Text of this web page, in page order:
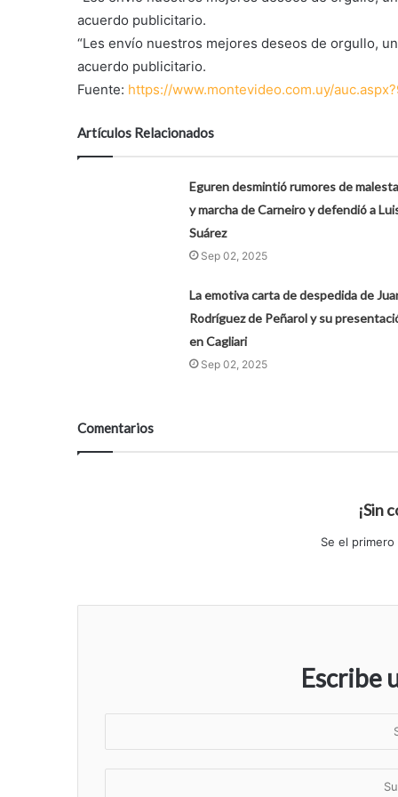
acuerdo publicitario.
“Les envío nuestros mejores deseos de orgullo,
acuerdo publicitario.
Fuente: https://www.montevideo.com.uy/
Artículos Relacionados
Eguren desmintió rumores de
y marcha de Carneiro y defendió a
Suárez
Sep 02, 2025
La emotiva carta de despedida de
Rodríguez de Peñarol y su
en Cagliari
Sep 02, 2025
Comentarios
¡Sin
Se el
Escribe